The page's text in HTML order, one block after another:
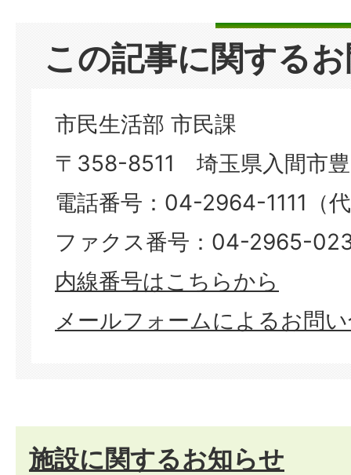
この記事に関する
市民生活部 市民課
〒358-8511 埼玉県入間市
電話番号：04-2964-1111（
ファクス番号：04-2965-
​​​​​​​内線番号はこちらから
メールフォームによるお問
施設に関するお知らせ